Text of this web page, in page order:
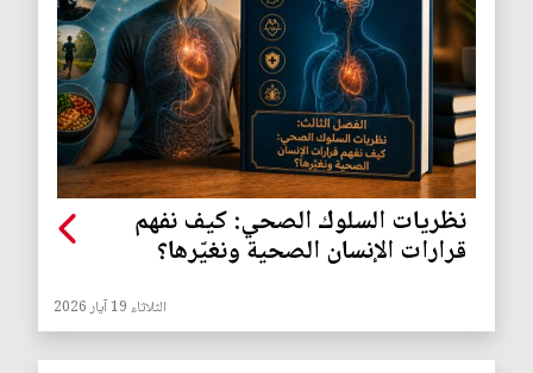
نظريات السلوك الصحي: كيف نفهم
قرارات الإنسان الصحية ونغيّرها؟
الثلاثاء 19 آيار 2026